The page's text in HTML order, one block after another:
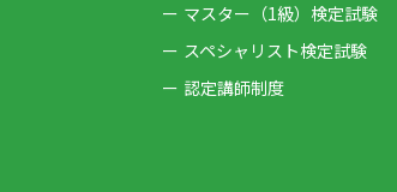
マスター（1級）検定試験
スペシャリスト検定試験
認定講師制度